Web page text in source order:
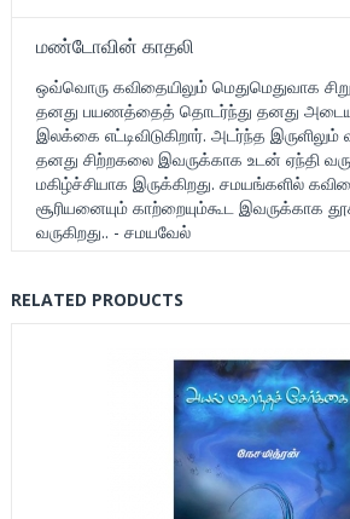
மண்டோவின் காதலி
ஒவ்வொரு கவிதையிலும் மெதுமெதுவாக
தனது பயணத்தைத் தொடர்ந்து தனது
இலக்கை எட்டிவிடுகிறார். அடர்ந்த இருளிலும்
தனது சிற்றகலை இவருக்காக உடன் ஏந்தி
மகிழ்ச்சியாக இருக்கிறது. சமயங்களில்
சூரியனையும் காற்றையும்கூட இவருக்காக
வருகிறது.. - சமயவேல்
RELATED PRODUCTS